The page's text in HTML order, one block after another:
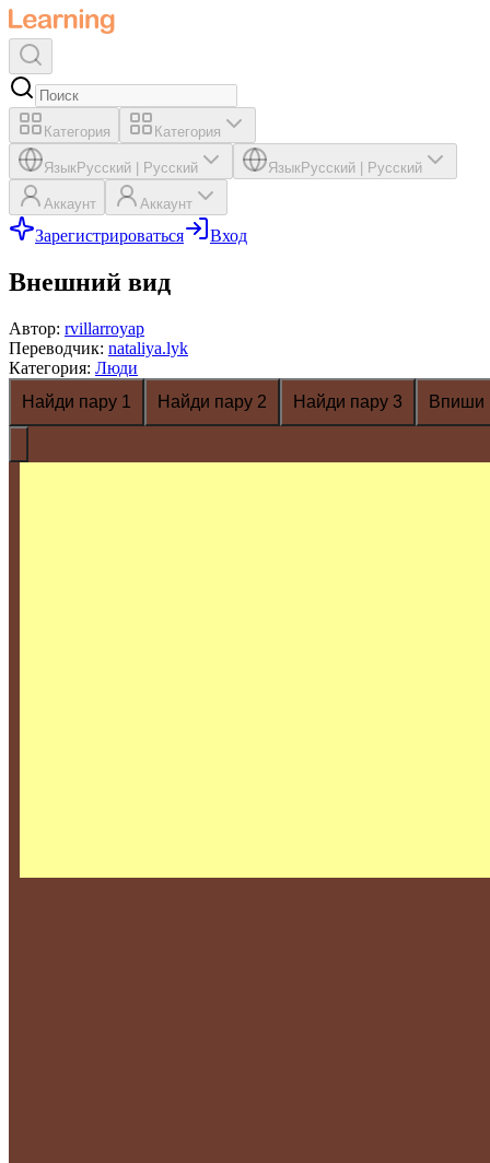
Категория Категория
ЯзыкРусский Русский ЯзыкРусский Русский
Аккаунт Аккаунт
Зарегистрироваться Вход
Внешний вид
Автор: rvillarroyap
Переводчик: nataliya.lyk
Категория: Люди
Найди пару 1
Найди пару 2 Найди пару 3 Впиши